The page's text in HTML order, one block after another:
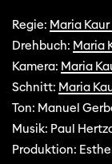
Regie: Maria Kaur
Drehbuch: Maria
Kamera: Maria
Schnitt: Maria
Ton: Manuel
Musik: Paul
Produktion: